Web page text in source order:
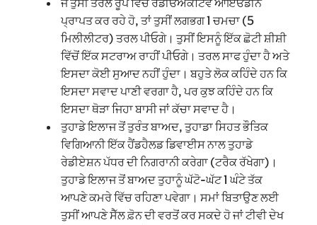
ਜੇ ਤੁਸੀਂ ਤਰਲ ਰੂਪ ਵਿੱਚ ਰੇਡੀਓਐਕਟਿਵ ਆਇਓਡੀਨ
ਪ੍ਰਾਪਤ ਕਰ ਰਹੇ ਹੋ, ਤਾਂ ਤੁਸੀਂ ਲਗਭਗ 1 ਚਮਚਾ (5
ਮਿਲੀਲੀਟਰ) ਤਰਲ ਪੀਓਗੇ। ਤੁਸੀਂ ਇਸਨੂੰ ਇੱਕ ਛੋਟੀ ਸ਼ੀਸ਼ੀ
ਵਿੱਚੋਂ ਇੱਕ ਸਟਰਾਅ ਰਾਹੀਂ ਪੀਓਗੇ। ਤਰਲ ਸਾਫ ਹੁੰਦਾ ਹੈ ਅਤੇ
ਇਸਦਾ ਕੋਈ ਸੁਆਦ ਨਹੀਂ ਹੁੰਦਾ। ਬਹੁਤੇ ਲੋਕ ਕਹਿੰਦੇ ਹਨ ਕਿ
ਇਸਦਾ ਸਵਾਦ ਪਾਣੀ ਵਰਗਾ ਹੈ, ਪਰ ਕੁਝ ਕਹਿੰਦੇ ਹਨ ਕਿ
ਇਸਦਾ ਥੋੜਾ ਜਿਹਾ ਬਾਸੀ ਜਾਂ ਕੱਚਾ ਸਵਾਦ ਹੈ।
ਤੁਹਾਡੇ ਇਲਾਜ ਤੋਂ ਤੁਰੰਤ ਬਾਅਦ, ਤੁਹਾਡਾ ਸਿਹਤ ਭੌਤਿਕ
ਵਿਗਿਆਨੀ ਇੱਕ ਹੈਂਡਹੈਲਡ ਡਿਵਾਈਸ ਨਾਲ ਤੁਹਾਡੇ
ਰੇਡੀਏਸ਼ਨ ਪੱਧਰ ਦੀ ਨਿਗਰਾਨੀ ਕਰੇਗਾ (ਟਰੈਕ ਰੱਖੇਗਾ)।
ਤੁਹਾਡੇ ਇਲਾਜ ਤੋਂ ਬਾਅਦ ਤੁਹਾਨੂੰ ਘੱਟੋ-ਘੱਟ 1 ਘੰਟੇ ਤੱਕ
ਆਪਣੇ ਕਮਰੇ ਵਿੱਚ ਰਹਿਣਾ ਪਵੇਗਾ। ਸਮਾਂ ਬਿਤਾਉਣ ਲਈ
ਤੁਸੀਂ ਆਪਣੇ ਸੈੱਲ ਫ਼ੋਨ ਦੀ ਵਰਤੋਂ ਕਰ ਸਕਦੇ ਹੋ ਜਾਂ ਟੀਵੀ ਦੇਖ